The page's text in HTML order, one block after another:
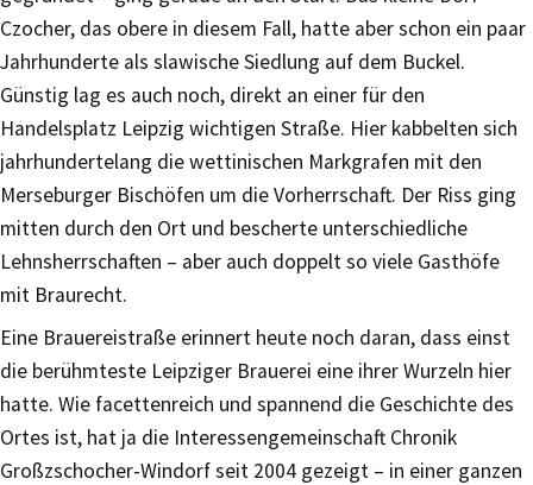
Czocher, das obere in diesem Fall, hatte aber schon ein paar
Jahrhunderte als slawische Siedlung auf dem Buckel.
Günstig lag es auch noch, direkt an einer für den
Handelsplatz Leipzig wichtigen Straße. Hier kabbelten sich
jahrhundertelang die wettinischen Markgrafen mit den
Merseburger Bischöfen um die Vorherrschaft. Der Riss ging
mitten durch den Ort und bescherte unterschiedliche
Lehnsherrschaften – aber auch doppelt so viele Gasthöfe
mit Braurecht.
Eine Brauereistraße erinnert heute noch daran, dass einst
die berühmteste Leipziger Brauerei eine ihrer Wurzeln hier
hatte. Wie facettenreich und spannend die Geschichte des
Ortes ist, hat ja die Interessengemeinschaft Chronik
Großzschocher-Windorf seit 2004 gezeigt – in einer ganzen